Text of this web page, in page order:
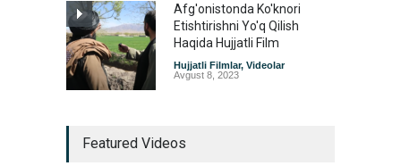
Afg'onistonda Ko'knori
Etishtirishni Yo'q Qilish
Haqida Hujjatli Film
Hujjatli Filmlar, Videolar
Avgust 8, 2023
Featured Videos